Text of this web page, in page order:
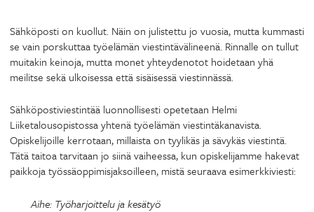
Sähköposti on kuollut. Näin on julistettu jo vuosia, mutta kummasti
se vain porskuttaa työelämän viestintävälineenä. Rinnalle on tullut
muitakin keinoja, mutta monet yhteydenotot hoidetaan yhä
meilitse sekä ulkoisessa että sisäisessä viestinnässä.
Sähköpostiviestintää luonnollisesti opetetaan Helmi
Liiketalousopistossa yhtenä työelämän viestintäkanavista.
Opiskelijoille kerrotaan, millaista on tyylikäs ja sävykäs viestintä.
Tätä taitoa tarvitaan jo siinä vaiheessa, kun opiskelijamme hakevat
paikkoja työssäoppimisjaksoilleen, mistä seuraava esimerkkiviesti:
Aihe: Työharjoittelu ja kesätyö